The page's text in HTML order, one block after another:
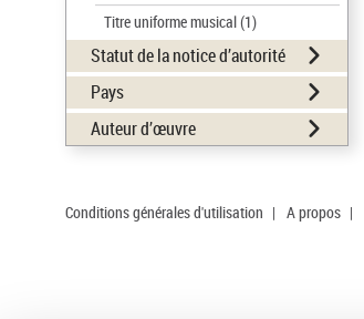
Titre uniforme musical(1)
Statut de la notice d’autorité
Pays
Auteur d’œuvre
Conditions générales d'utilisation | A propos |